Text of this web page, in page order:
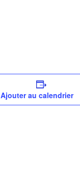
Ajouter au calendrier